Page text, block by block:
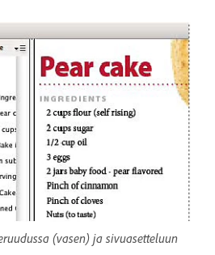
(vasen) ja sivuasetteluun